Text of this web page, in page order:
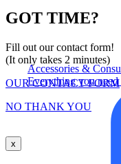
Accessories &
Everything you
GOT TIME?
Fill out our contact form!
(It only takes 2 minutes)
OUR CONTACT FORM
NO THANK YOU
x